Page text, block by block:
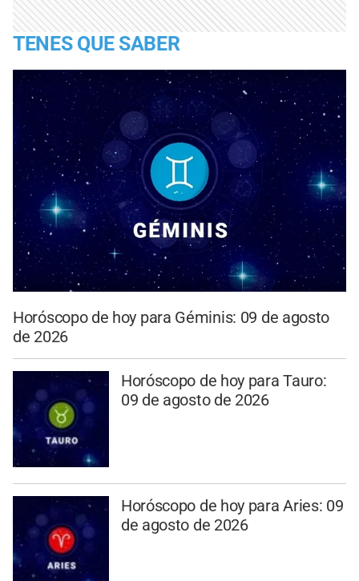
TENES QUE SABER
Horóscopo de hoy para Géminis: 09 de agosto
de 2026
Horóscopo de hoy para Tauro:
09 de agosto de 2026
Horóscopo de hoy para Aries: 09
de agosto de 2026